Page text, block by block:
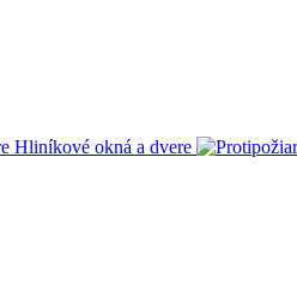
Hliníkové okná a dvere